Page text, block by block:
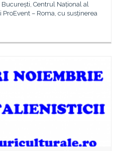
Centrul Național al
– Roma, cu susținerea